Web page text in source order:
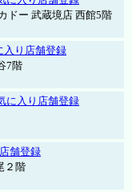
ドー 武蔵境店 西館5階
入り店舗登録
7階
に入り店舗登録
舗登録
２階